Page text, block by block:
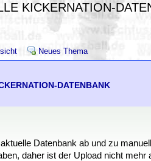
KICKERNATION-
Neues Thema
DATENBANK
Datenbank ab und zu
daher ist der Upload nicht mehr